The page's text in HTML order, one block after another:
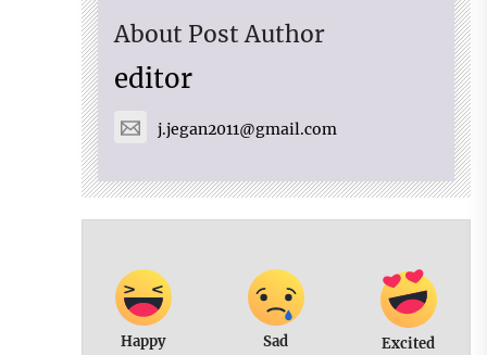
About Post Author
editor
j.jegan2011@gmail.com
Happy Sad Excited